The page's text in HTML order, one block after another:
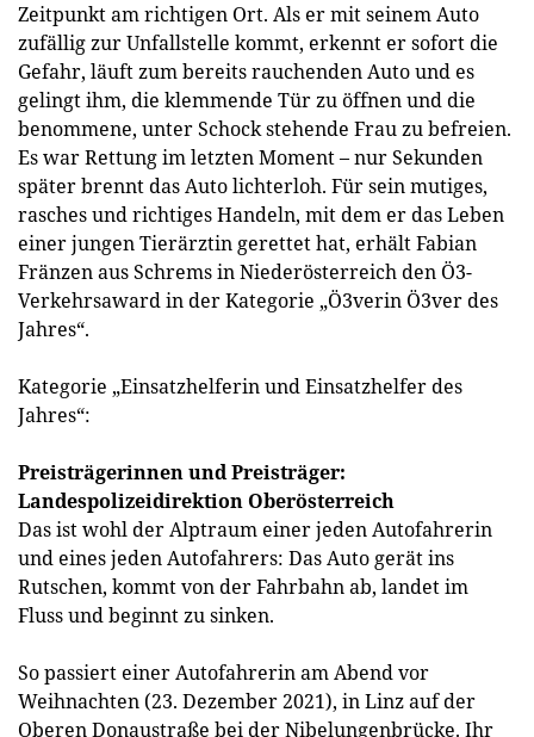
Zeitpunkt am richtigen Ort. Als er mit seinem Auto
zufällig zur Unfallstelle kommt, erkennt er sofort die
Gefahr, läuft zum bereits rauchenden Auto und es
gelingt ihm, die klemmende Tür zu öffnen und die
benommene, unter Schock stehende Frau zu befreien.
Es war Rettung im letzten Moment – nur Sekunden
später brennt das Auto lichterloh. Für sein mutiges,
rasches und richtiges Handeln, mit dem er das Leben
einer jungen Tierärztin gerettet hat, erhält Fabian
Fränzen aus Schrems in Niederösterreich den Ö3-
Verkehrsaward in der Kategorie „Ö3verin Ö3ver des
Jahres“.
Kategorie „Einsatzhelferin und Einsatzhelfer des
Jahres“:
Preisträgerinnen und Preisträger:
Landespolizeidirektion Oberösterreich
Das ist wohl der Alptraum einer jeden Autofahrerin
und eines jeden Autofahrers: Das Auto gerät ins
Rutschen, kommt von der Fahrbahn ab, landet im
Fluss und beginnt zu sinken.
So passiert einer Autofahrerin am Abend vor
Weihnachten (23. Dezember 2021), in Linz auf der
Oberen Donaustraße bei der Nibelungenbrücke. Ihr